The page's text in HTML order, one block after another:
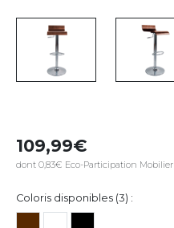
109,99
dont 0,83€ Eco-Participation Mobilier
Coloris disponibles (3) :